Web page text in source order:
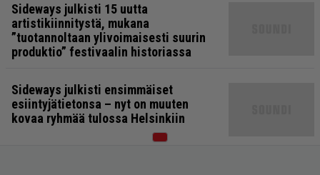
Sideways julkisti 15 uutta
artistikiinnitystä, mukana
”tuotannoltaan ylivoimaisesti suurin
produktio” festivaalin historiassa
Sideways julkisti ensimmäiset
esiintyjätietonsa – nyt on muuten
kovaa ryhmää tulossa Helsinkiin